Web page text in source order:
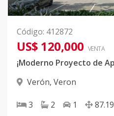
Código: 412872
US$ 120,000 VENTA
Verón, Veron
3 2 1 87.19